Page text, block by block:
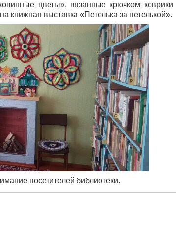
цветы», вязанные крючком
книжная выставка «Петелька за петелькой».
посетителей библиотеки.